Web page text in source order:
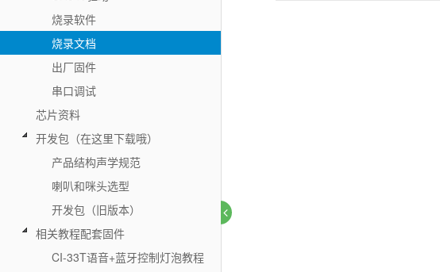
烧录软件
烧录文档
出厂固件
串口调试
芯片资料
开发包（在这里下载哦）
产品结构声学规范
喇叭和咪头选型
开发包（旧版本）
相关教程配套固件
CI-33T语音+蓝牙控制灯泡教程